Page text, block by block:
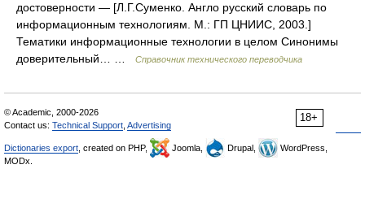
достоверности — [Л.Г.Суменко. Англо русский словарь по
информационным технологиям. М.: ГП ЦНИИС, 2003.]
Тематики информационные технологии в целом Синонимы
доверительный… …
Справочник технического переводчика
18+
© Academic, 2000-2026
Contact us: Technical Support Advertising
Dictionaries export , created on PHP, Joomla, Drupal,
WordPress,
MODx.